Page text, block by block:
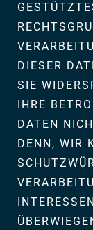
DIESER
SIE
IHRE
DATEN
DENN, WIR